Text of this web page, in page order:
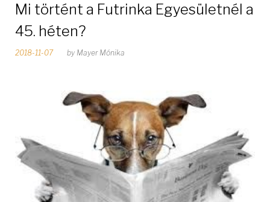
Mi történt a Futrinka Egyesületnél a
45. héten?
2018-11-07 by Mayer Mónika